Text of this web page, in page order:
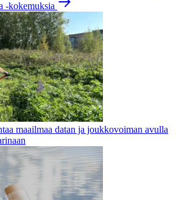
-kokemuksia
maailmaa datan ja joukkovoiman avulla